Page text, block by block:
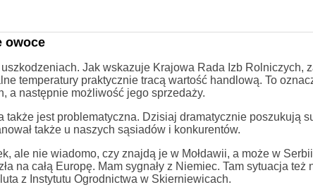
owoce
Jak wskazuje Krajowa Rada Izb Rolniczych,
temperatury praktycznie tracą wartość handlową. To
a następnie możliwość jego sprzedaży.
także jest problematyczna. Dzisiaj dramatycznie poszukują
także u naszych sąsiadów i konkurentów.
ale nie wiadomo, czy znajdą je w Mołdawii, a może w
na całą Europę. Mam sygnały z Niemiec. Tam sytuacja
z Instytutu Ogrodnictwa w Skierniewicach.